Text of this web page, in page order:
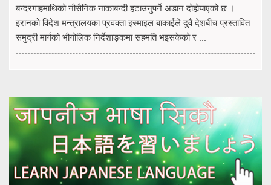
बन्दरगाहमाथिको नौसैनिक नाकाबन्दी हटाउनुपर्ने अडान दोहोर्‍याएको छ ।
इरानको विदेश मन्त्रालयका प्रवक्ता इस्माइल बाकाईले दुवै देशबीच प्रस्तावित
समुद्री मार्गको भौगोलिक निर्देशाङ्कमा सहमति भइसकेको र ...